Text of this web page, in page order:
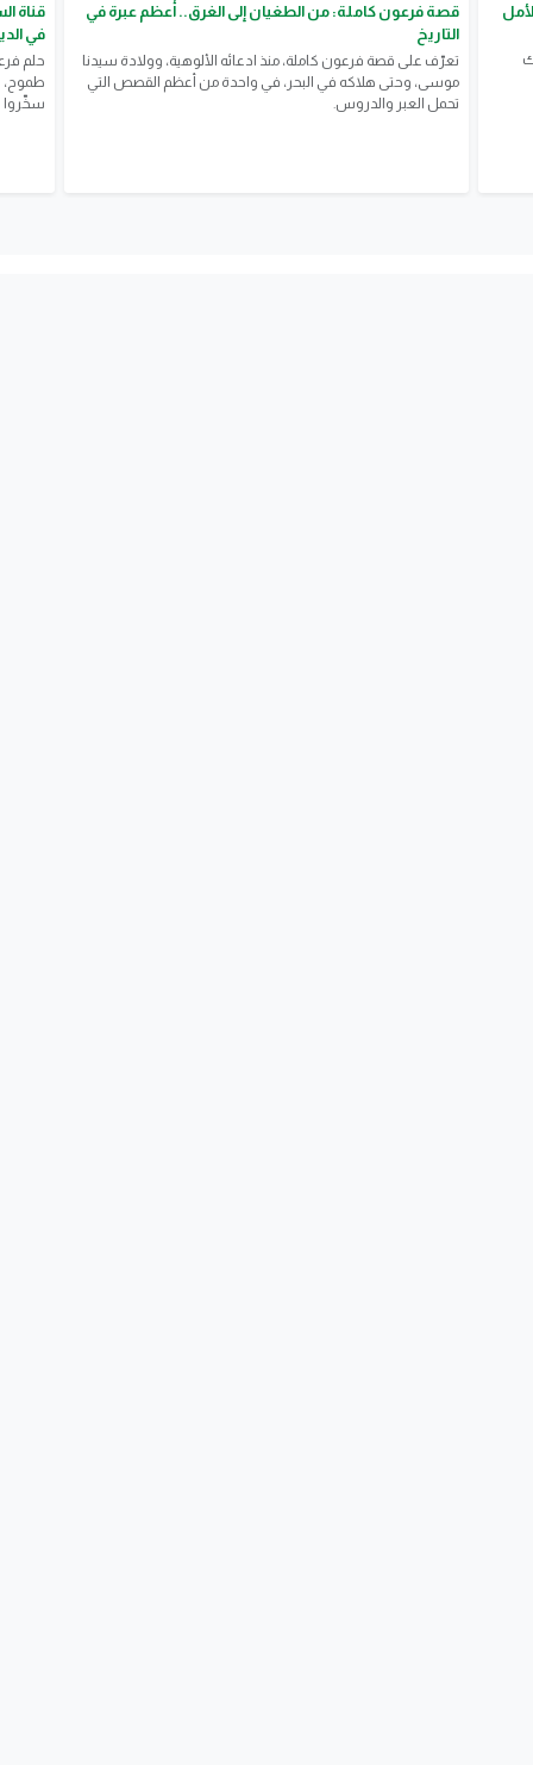
قصة فرعون كاملة: من الطغيان إلى الغرق.. أعظم عبرة في
التاريخ
تعرّف على قصة فرعون كاملة، منذ ادعائه الألوهية، وولادة سيدنا
موسى، وحتى هلاكه في البحر، في واحدة من أعظم القصص التي
تحمل العبر والدروس.
قناة
في
حلم
طموح،
سخّروا